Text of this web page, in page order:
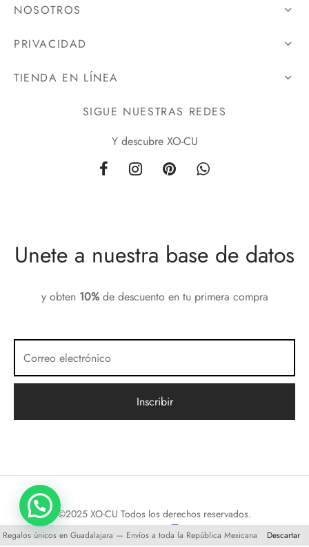
Regalos únicos en Guadalajara — Envíos a toda la República Mexicana Descartar
NOSOTROS
PRIVACIDAD
TIENDA EN LÍNEA
SIGUE NUESTRAS REDES
Y descubre XO-CU
Unete a nuestra base de datos
y obten 10%de descuento en tu primera compra
©2025 XO-CU Todos los derechos reservados.